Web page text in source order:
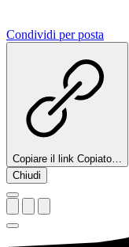
Condividi per posta
Copiare il link Copiato…
Chiudi